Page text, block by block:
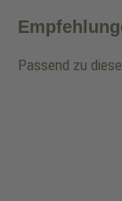
Passend zu